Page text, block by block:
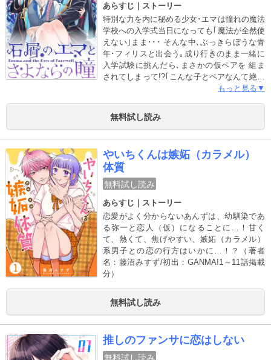
あらすじ｜ストーリー
特別な力を内に秘める少女･エマは憧れの魔法
学校への入学式当日になっても｢魔法が全然使
えない｣まま･･･ そんな中､ぶっきらぼうな青
年･フィリスと出会う｡成り行きのまま一緒に
入学試験に挑んだら､まさかの仮ペアを 組ま
されてしまって!?｢こんな子とペアなんて絶対
に嫌･･･!!｣前途多難な寄宿生活がはじまるけ
怪しい影が迫るーー!? 魔法学校の青春×暗殺
計画を巡るドラマチック学園ラブストーリー!!
もっと見る▼
無料試し読み
やいちくんは嫉妬（カラメル）
体質
無料試し読み
あらすじ｜ストーリー
恋愛がよく分からないあんずは、幼馴染であ
る弥一と恋人（仮）になることに…！甘く
て、熱くて、焦げやすい、嫉妬（カラメル）
系男子との恋の行方はいかに…！？（著者
名：藤沼みすず/初出：GANMA!1～11話掲載
分）
無料試し読み
推しのファンサに恋はしない
無料試し読み